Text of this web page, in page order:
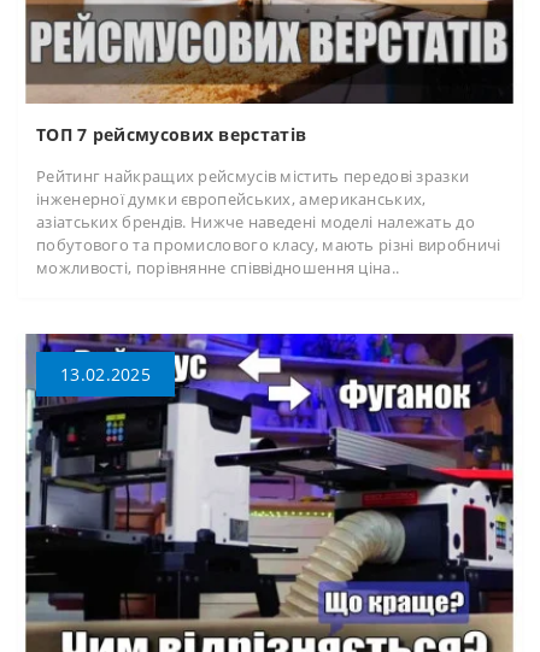
ТОП 7 рейсмусових верстатів
Рейтинг найкращих рейсмусів містить передові зразки
інженерної думки європейських, американських,
азіатських брендів. Нижче наведені моделі належать до
побутового та промислового класу, мають різні виробничі
можливості, порівнянне співвідношення ціна..
13.02.2025